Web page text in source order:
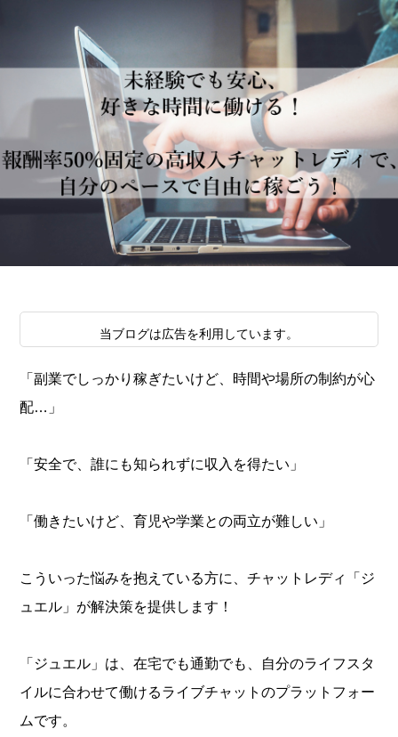
当ブログは広告を利用しています。
「副業でしっかり稼ぎたいけど、時間や場所の制約が心
配…」
「安全で、誰にも知られずに収入を得たい」
「働きたいけど、育児や学業との両立が難しい」
こういった悩みを抱えている方に、チャットレディ「ジ
ュエル」が解決策を提供します！
「ジュエル」は、在宅でも通勤でも、自分のライフスタ
イルに合わせて働けるライブチャットのプラットフォー
ムです。